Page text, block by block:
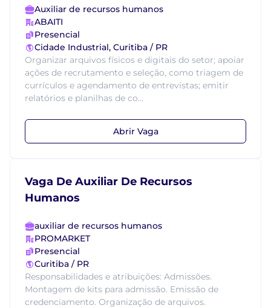
Auxiliar de recursos humanos
ABAITI
Presencial
Cidade Industrial, Curitiba / PR
Organizar arquivos físicos e digitais do setor; apoiar
ações de recrutamento e seleção, como triagem de
currículos e agendamento de entrevistas; emitir
relatórios e planilhas de co...
Abrir Vaga
Vaga De Auxiliar De Recursos
Humanos
auxiliar de recursos humanos
PROMARKET
Presencial
Curitiba / PR
Responsabilidades e atribuições: Admissões.
Montagem de kits para admissão. Emissão de
credenciamento. Organização de arquivos.